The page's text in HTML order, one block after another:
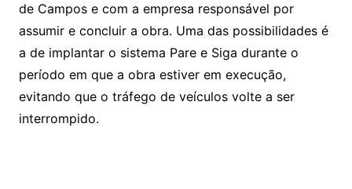
de Campos e com a empresa responsável por
assumir e concluir a obra. Uma das possibilidades é
a de implantar o sistema Pare e Siga durante o
período em que a obra estiver em execução,
evitando que o tráfego de veículos volte a ser
interrompido.